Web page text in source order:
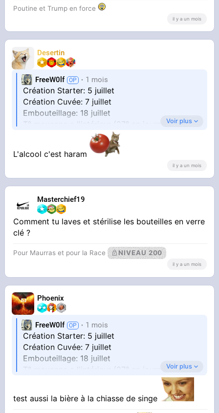
Poutine et Trump en force
il y a un mois
Desertin
FreeW0lf 1 mois
Création Starter: 5 juillet
Création Cuvée: 7 juillet
Embouteillage: 18 juillet
T° moyenne a l'intérieur (27° en journée
canicule juillet 2026)
Pour les bases, lire ce post
Création pot pour ensemencer (non obligatoire
https://onche.org/topic/1[...]viking/
1#message_22917253
Création cuvée
https://onche.org/topic/1[...]viking/
Ajustage (j'avais mis 400g de sucre, j'ai rajouté
200g pour avoir les 9%alcool)
3#message_23073509
Embouteillage
https://onche.org/topic/1[...]viking/
4#message_23141330
Je pose les bases
Voir plus
L'alcool c'est haram
il y a un mois
Masterchief19
Comment tu laves et stérilise les bouteilles en verre
clé ?
Pour Maurras et pour la Race NIVEAU 200
il y a un mois
Phoenix
FreeW0lf 1 mois
Création Starter: 5 juillet
Création Cuvée: 7 juillet
Embouteillage: 18 juillet
T° moyenne a l'intérieur (27° en journée
Pour les bases, lire ce post
Voir plus
test aussi la bière à la chiasse de singe